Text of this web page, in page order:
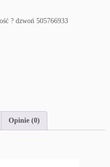
? dzwoń 505766933
Opinie (0)